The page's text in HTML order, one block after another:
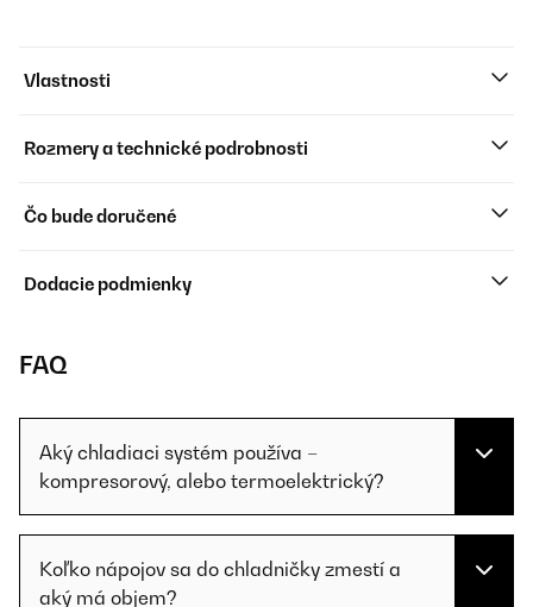
Vlastnosti
Rozmery a technické podrobnosti
Čo bude doručené
Dodacie podmienky
FAQ
Aký chladiaci systém používa –
kompresorový, alebo termoelektrický?
Koľko nápojov sa do chladničky zmestí a
aký má objem?